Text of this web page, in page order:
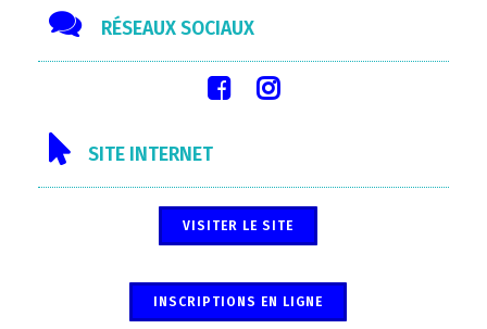
RÉSEAUX SOCIAUX
SITE INTERNET
VISITER LE SITE
INSCRIPTIONS EN LIGNE